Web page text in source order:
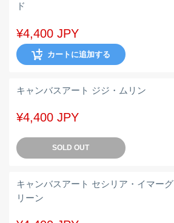
ド
¥4,400 JPY
カートに追加する
キャンバスアート ジジ・ムリン
¥4,400 JPY
SOLD OUT
キャンバスアート セシリア・イマーグ
リーン